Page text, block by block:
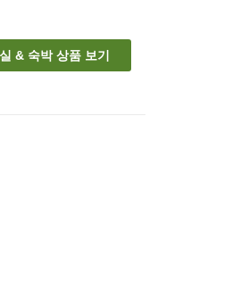
& 숙박 상품 보기